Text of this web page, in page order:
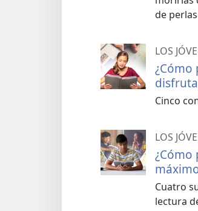
de
LOS
¿Cómo
Cinco
LOS
¿Cómo
Cuatro
lectura